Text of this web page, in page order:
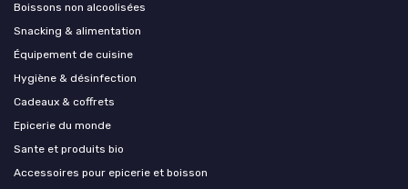
Boissons non alcoolisées
Snacking & alimentation
Équipement de cuisine
Hygiène & désinfection
Cadeaux & coffrets
Epicerie du monde
Sante et produits bio
Accessoires pour epicerie et boisson